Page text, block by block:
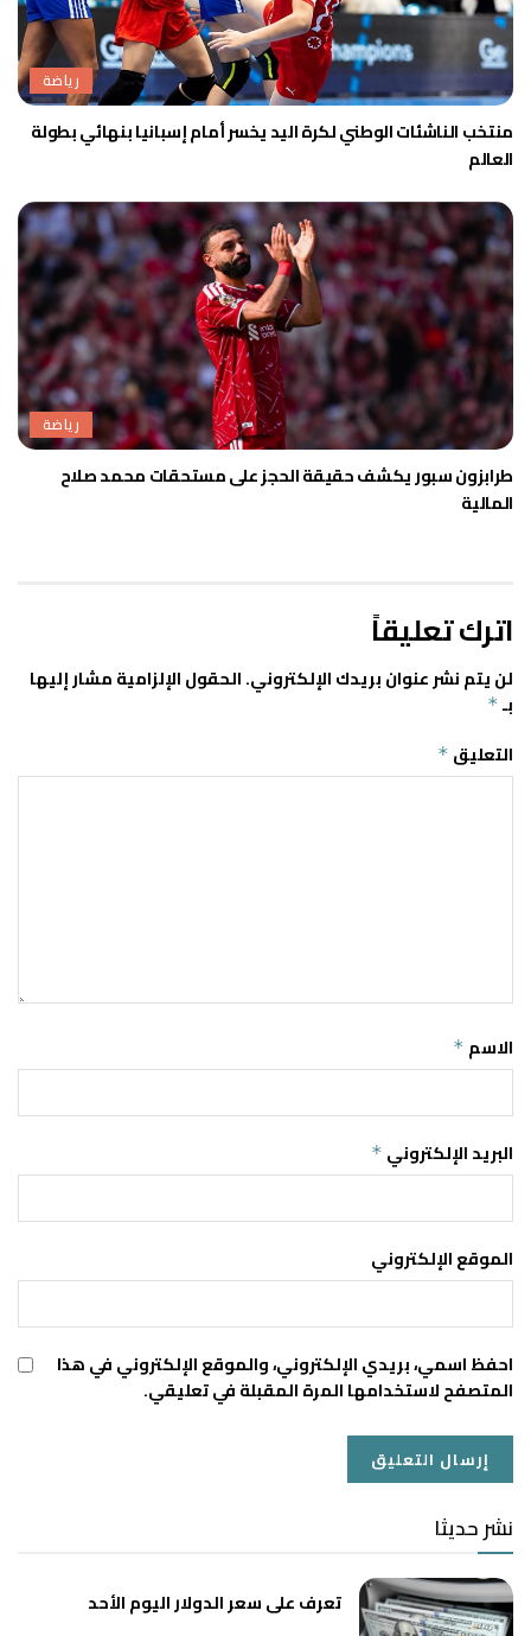
رياضة
منتخب الناشئات الوطني لكرة اليد يخسر أمام إسبانيا بنهائي بطولة
العالم
رياضة
طرابزون سبور يكشف حقيقة الحجز على مستحقات محمد صلاح
المالية
اترك تعليقاً
لن يتم نشر عنوان بريدك الإلكتروني.الحقول الإلزامية مشار إليها
بـ *
التعليق *
الاسم *
البريد الإلكتروني *
الموقع الإلكتروني
احفظ اسمي، بريدي الإلكتروني، والموقع الإلكتروني في هذا
المتصفح لاستخدامها المرة المقبلة في تعليقي.
نشر حديثا
تعرف على سعر الدولار اليوم الأحد